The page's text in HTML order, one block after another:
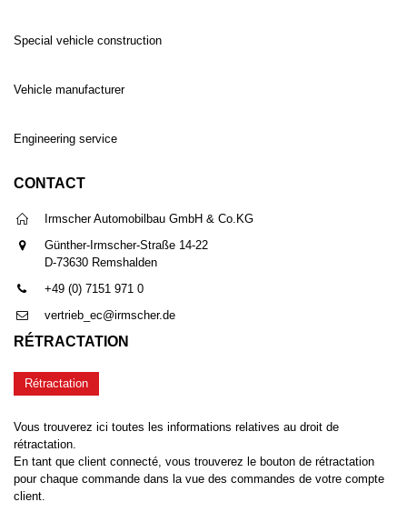
Special vehicle construction
Vehicle manufacturer
Engineering service
CONTACT
Irmscher Automobilbau GmbH & Co.KG
Günther-Irmscher-Straße 14-22
D-73630 Remshalden
+49 (0) 7151 971 0
vertrieb_ec@irmscher.de
RÉTRACTATION
Rétractation
Vous trouverez ici toutes les informations relatives au droit de
rétractation.
En tant que client connecté, vous trouverez le bouton de rétractation
pour chaque commande dans la vue des commandes de votre compte
client.